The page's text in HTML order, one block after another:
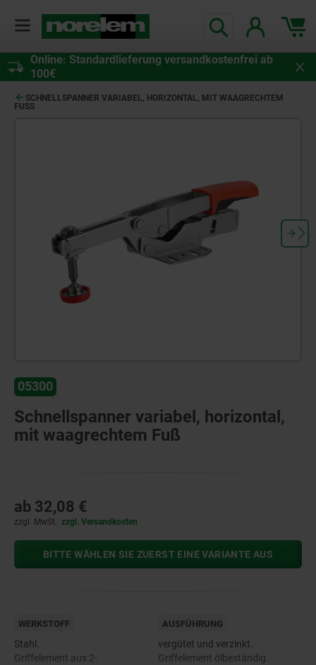
Online: Standardlieferung versandkostenfrei ab
100€
SCHNELLSPANNER VARIABEL, HORIZONTAL, MIT WAAGRECHTEM
FUSS
05300
Schnellspanner variabel, horizontal,
mit waagrechtem Fuß
ab 32,08 €
zzgl. MwSt. zzgl. Versandkosten
BITTE WÄHLEN SIE ZUERST EINE VARIANTE AUS
WERKSTOFF
Stahl.
Griffelement aus 2-
AUSFÜHRUNG
vergütet und verzinkt.
Griffelement ölbeständig.